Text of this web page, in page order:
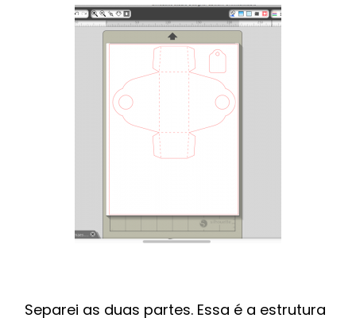
Separei as duas partes. Essa é a estrutura